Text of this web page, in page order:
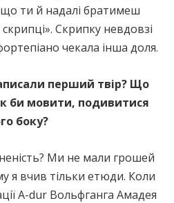
ти й надалі братимеш
Скрипку невдовзі
чекала інша доля.
перший твір? Що
би мовити, подивитися
боку?
Ми не мали грошей
я вчив тільки етюди. Коли
A-dur Вольфганга Амадея